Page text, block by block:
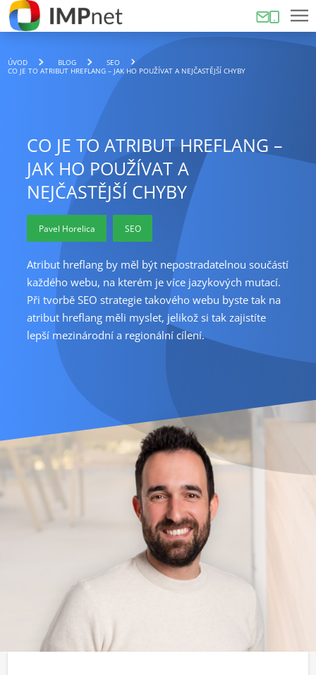
ÚVOD BLOG
SEO
CO JE TO ATRIBUT HREFLANG – JAK HO POUŽÍVAT A NEJČASTĚJŠÍ CHYBY
CO JE TO ATRIBUT HREFLANG –
JAK HO POUŽÍVAT A
NEJČASTĚJŠÍ CHYBY
Pavel Horelica SEO
Atribut hreflang by měl být nepostradatelnou součástí
každého webu, na kterém je více jazykových mutací.
Při tvorbě SEO strategie takového webu byste tak na
atribut hreflang měli myslet, jelikož si tak zajistíte
lepší mezinárodní a regionální cílení.